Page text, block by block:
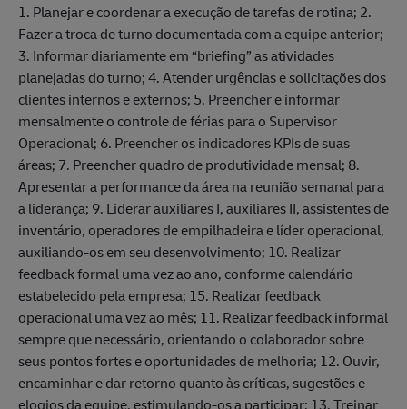
1. Planejar e coordenar a execução de tarefas de rotina; 2.
Fazer a troca de turno documentada com a equipe anterior;
3. Informar diariamente em “briefing” as atividades
planejadas do turno; 4. Atender urgências e solicitações dos
clientes internos e externos; 5. Preencher e informar
mensalmente o controle de férias para o Supervisor
Operacional; 6. Preencher os indicadores KPIs de suas
áreas; 7. Preencher quadro de produtividade mensal; 8.
Apresentar a performance da área na reunião semanal para
a liderança; 9. Liderar auxiliares I, auxiliares II, assistentes de
inventário, operadores de empilhadeira e líder operacional,
auxiliando-os em seu desenvolvimento; 10. Realizar
feedback formal uma vez ao ano, conforme calendário
estabelecido pela empresa; 15. Realizar feedback
operacional uma vez ao mês; 11. Realizar feedback informal
sempre que necessário, orientando o colaborador sobre
seus pontos fortes e oportunidades de melhoria; 12. Ouvir,
encaminhar e dar retorno quanto às críticas, sugestões e
elogios da equipe, estimulando-os a participar; 13. Treinar